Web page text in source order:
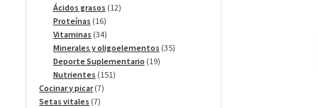
productos
Ácidos grasos 1212
Proteínas 1616
productos
Vitaminas 3434
productos
Minerales y oligoelementos 3535
Deporte Suplementario 1919
Nutrientes 151151
Cocinar y picar 77
Setas vitales 77